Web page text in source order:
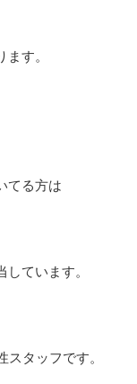
す。
てる方は
ています。
タッフです。